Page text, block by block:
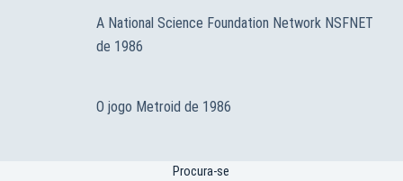
A National Science Foundation Network NSFNET
de 1986
O jogo Metroid de 1986
Procura-se